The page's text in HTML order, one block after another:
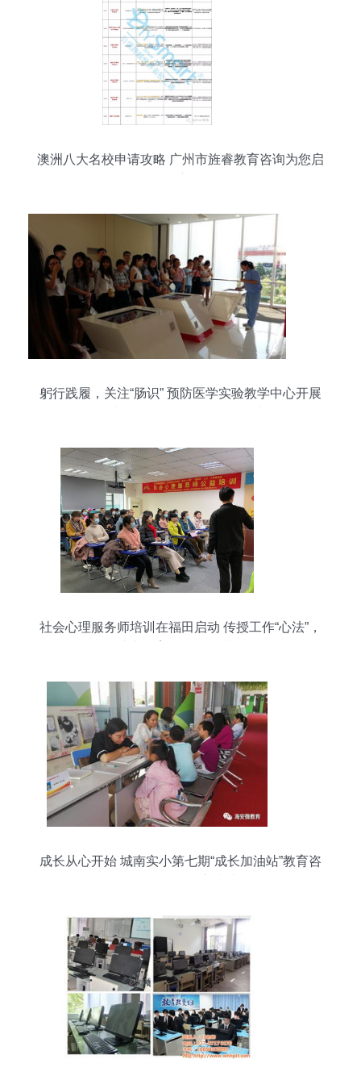
澳洲八大名校申请攻略 广州市旌睿教育咨询为您启
躬行践履，关注“肠识” 预防医学实验教学中心开展
社会心理服务师培训在福田启动 传授工作“心法”，
成长从心开始 城南实小第七期“成长加油站”教育咨